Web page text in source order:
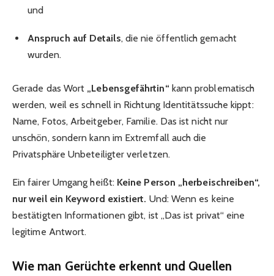
und
Anspruch auf Details, die nie öffentlich gemacht
wurden.
Gerade das Wort „Lebensgefährtin“ kann problematisch
werden, weil es schnell in Richtung Identitätssuche kippt:
Name, Fotos, Arbeitgeber, Familie. Das ist nicht nur
unschön, sondern kann im Extremfall auch die
Privatsphäre Unbeteiligter verletzen.
Ein fairer Umgang heißt: Keine Person „herbeischreiben“,
nur weil ein Keyword existiert. Und: Wenn es keine
bestätigten Informationen gibt, ist „Das ist privat“ eine
legitime Antwort.
Wie man Gerüchte erkennt und Quellen